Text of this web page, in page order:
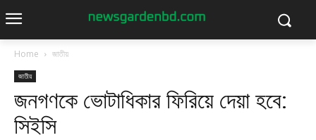
Home জাতীয়
জাতীয়
জনগণকে ভোটাধিকার ফিরিয়ে দেয়া হবে:
সিইসি